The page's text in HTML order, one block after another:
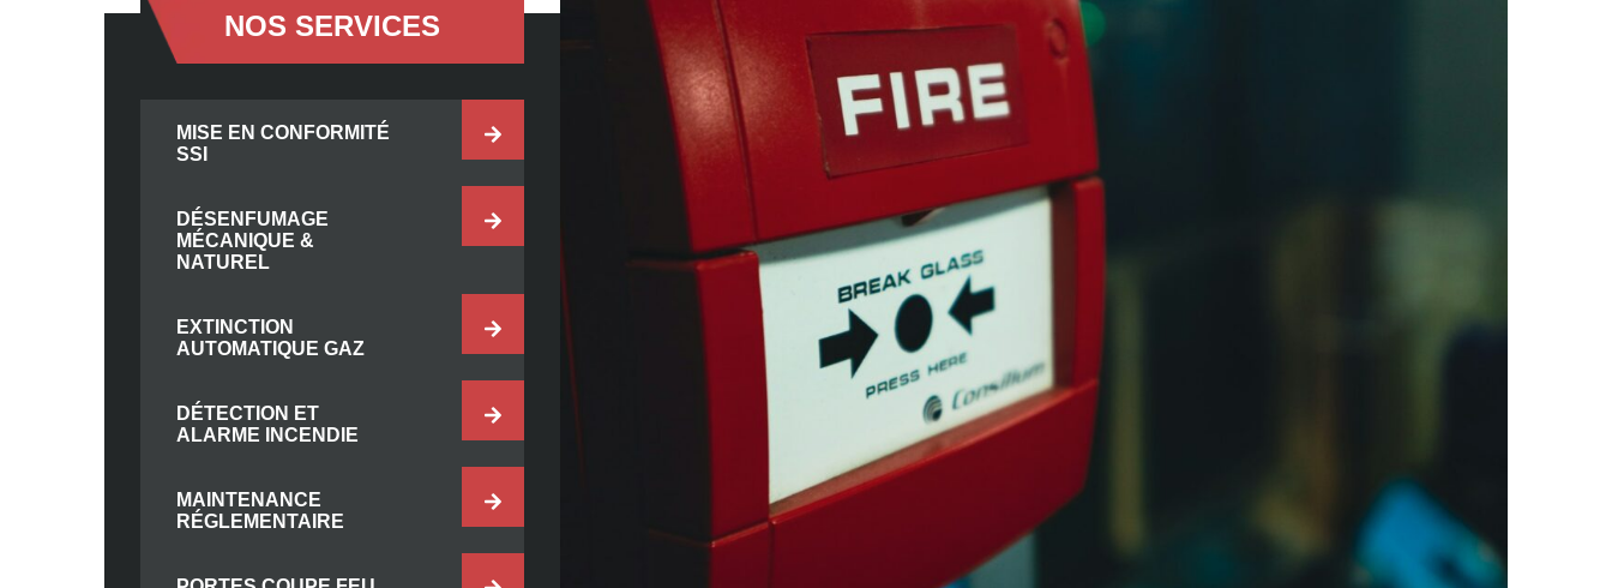
NOS SERVICES
MISE EN CONFORMITÉ
SSI
DÉSENFUMAGE
MÉCANIQUE &
NATUREL
EXTINCTION
AUTOMATIQUE GAZ
DÉTECTION ET
ALARME INCENDIE
MAINTENANCE
RÉGLEMENTAIRE